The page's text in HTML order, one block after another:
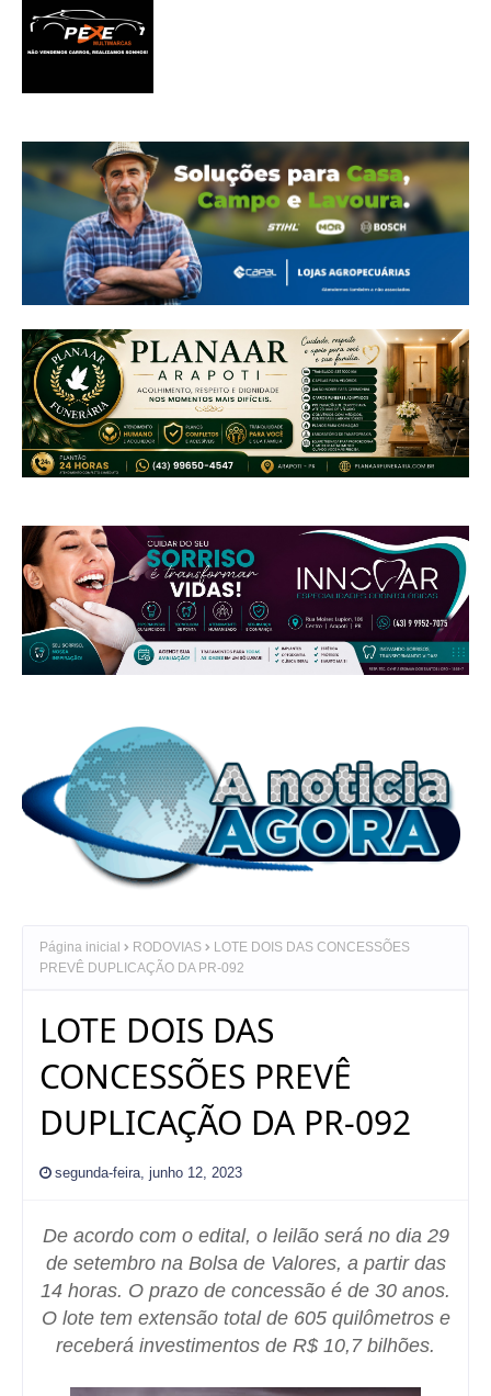
Página inicial RODOVIAS
LOTE DOIS DAS CONCESSÕES
PREVÊ DUPLICAÇÃO DA PR-092
LOTE DOIS DAS
CONCESSÕES PREVÊ
DUPLICAÇÃO DA PR-092
segunda-feira, junho 12, 2023
De acordo com o edital, o leilão será no dia 29
de setembro na Bolsa de Valores, a partir das
14 horas. O prazo de concessão é de 30 anos.
O lote tem extensão total de 605 quilômetros e
receberá investimentos de R$ 10,7 bilhões.